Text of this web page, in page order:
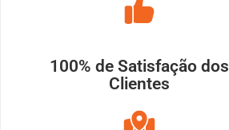
100% de Satisfação dos
Clientes